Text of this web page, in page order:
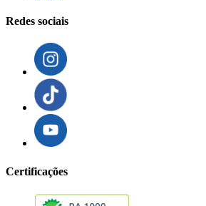
Redes sociais
Certificações